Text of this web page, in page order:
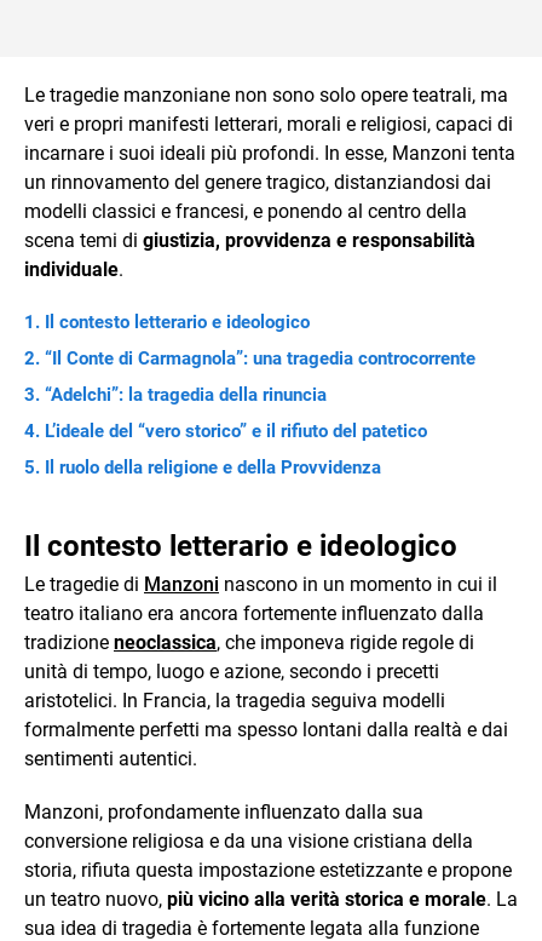
Le tragedie manzoniane non sono solo opere teatrali, ma
veri e propri manifesti letterari, morali e religiosi, capaci di
incarnare i suoi ideali più profondi. In esse, Manzoni tenta
un rinnovamento del genere tragico, distanziandosi dai
modelli classici e francesi, e ponendo al centro della
scena temi di giustizia, provvidenza e responsabilità
individuale.
Il contesto letterario e ideologico
“Il Conte di Carmagnola”: una tragedia controcorrente
“Adelchi”: la tragedia della rinuncia
L’ideale del “vero storico” e il rifiuto del patetico
Il ruolo della religione e della Provvidenza
Il contesto letterario e ideologico
Le tragedie di Manzoni nascono in un momento in cui il
teatro italiano era ancora fortemente influenzato dalla
tradizione neoclassica, che imponeva rigide regole di
unità di tempo, luogo e azione, secondo i precetti
aristotelici. In Francia, la tragedia seguiva modelli
formalmente perfetti ma spesso lontani dalla realtà e dai
sentimenti autentici.
Manzoni, profondamente influenzato dalla sua
conversione religiosa e da una visione cristiana della
storia, rifiuta questa impostazione estetizzante e propone
un teatro nuovo, più vicino alla verità storica e morale. La
sua idea di tragedia è fortemente legata alla funzione